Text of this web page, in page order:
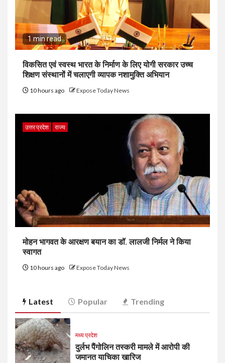
1 min read
विकसित एवं स्वस्थ भारत के निर्माण के लिए योगी सरकार उच्च
शिक्षण संस्थानों में चलाएगी व्यापक नशामुक्ति अभियान
10 hours ago Expose Today News
उत्तर प्रदेश राज्य
मोहन भागवत के आरक्षण बयान का डॉ. लालजी निर्मल ने किया
स्वागत
10 hours ago Expose Today News
Latest Popular Trending
मध्य प्रदेश
दुर्लभ पैंगोलिन तस्करी मामले में आरोपी की
जमानत याचिका खारिज